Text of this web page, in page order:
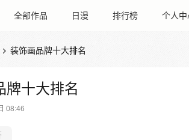
全部作品 日漫 排行榜 个人中
 装饰画品牌十大排名
牌十大排名
08:46